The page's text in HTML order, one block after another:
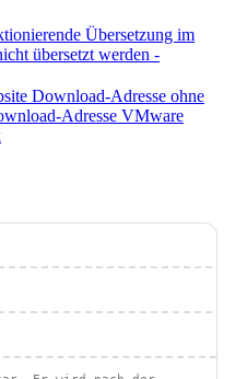
Übersetzung im
übersetzt werden -
Download-Adresse ohne
Adresse VMware